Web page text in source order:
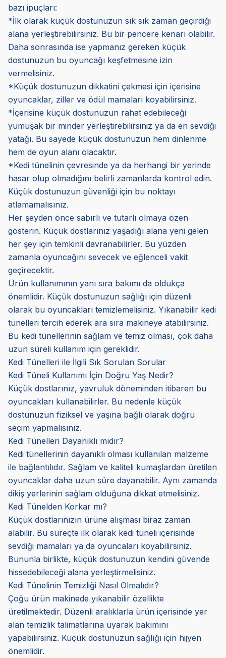
bazı ipuçları:
*İlk olarak küçük dostunuzun sık sık zaman geçirdiği
alana yerleştirebilirsiniz. Bu bir pencere kenarı olabilir.
Daha sonrasında ise yapmanız gereken küçük
dostunuzun bu oyuncağı keşfetmesine izin
vermelisiniz.
*Küçük dostunuzun dikkatini çekmesi için içerisine
oyuncaklar, ziller ve ödül mamaları koyabilirsiniz.
*İçerisine küçük dostunuzun rahat edebileceği
yumuşak bir minder yerleştirebilirsiniz ya da en sevdiği
yatağı. Bu sayede küçük dostunuzun hem dinlenme
hem de oyun alanı olacaktır.
*Kedi tünelinin çevresinde ya da herhangi bir yerinde
hasar olup olmadığını belirli zamanlarda kontrol edin.
Küçük dostunuzun güvenliği için bu noktayı
atlamamalısınız.
Her şeyden önce sabırlı ve tutarlı olmaya özen
gösterin. Küçük dostlarınız yaşadığı alana yeni gelen
her şey için temkinli davranabilirler. Bu yüzden
zamanla oyuncağını sevecek ve eğlenceli vakit
geçirecektir.
Ürün kullanımının yanı sıra bakımı da oldukça
önemlidir. Küçük dostunuzun sağlığı için düzenli
olarak bu oyuncakları temizlemelisiniz. Yıkanabilir kedi
tünelleri tercih ederek ara sıra makineye atabilirsiniz.
Bu kedi tünellerinin sağlam ve temiz olması, çok daha
uzun süreli kullanım için gereklidir.
Kedi Tünelleri ile İlgili Sık Sorulan Sorular
Kedi Tüneli Kullanımı İçin Doğru Yaş Nedir?
Küçük dostlarınız, yavruluk döneminden itibaren bu
oyuncakları kullanabilirler. Bu nedenle küçük
dostunuzun fiziksel ve yaşına bağlı olarak doğru
seçim yapmalısınız.
Kedi Tünelleri Dayanıklı mıdır?
Kedi tünellerinin dayanıklı olması kullanılan malzeme
ile bağlantılıdır. Sağlam ve kaliteli kumaşlardan üretilen
oyuncaklar daha uzun süre dayanabilir. Aynı zamanda
dikiş yerlerinin sağlam olduğuna dikkat etmelisiniz.
Kedi Tünelden Korkar mı?
Küçük dostlarınızın ürüne alışması biraz zaman
alabilir. Bu süreçte ilk olarak kedi tüneli içerisinde
sevdiği mamaları ya da oyuncaları koyabilirsiniz.
Bununla birlikte, küçük dostunuzun kendini güvende
hissedebileceği alana yerleştirmelisiniz.
Kedi Tünelinin Temizliği Nasıl Olmalıdır?
Çoğu ürün makinede yıkanabilir özellikte
üretilmektedir. Düzenli aralıklarla ürün içerisinde yer
alan temizlik talimatlarına uyarak bakımını
yapabilirsiniz. Küçük dostunuzun sağlığı için hijyen
önemlidir.